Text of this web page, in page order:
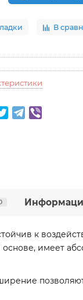
В
к
имеет